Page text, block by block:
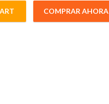
12.1mmInto quantity
COMPRAR AHORA